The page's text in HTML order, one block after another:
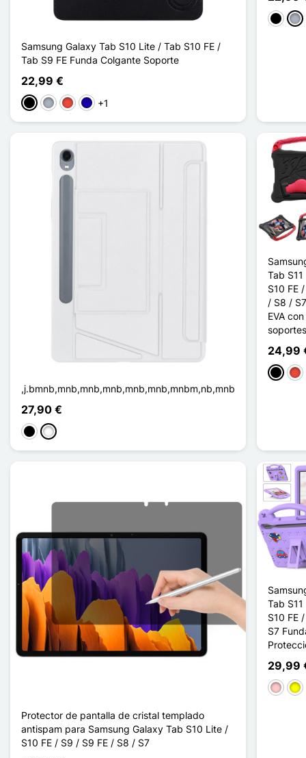
Samsung Galaxy Tab S10 Lite / Tab S10 FE /
Tab S9 FE Funda Colgante Soporte
22,99 €
NegroGris RojoAzul oscuro
+1
Negro
Gris
,j.bmnb,mnb,mnb,mnb,mnb,mnb,mnbm,nb,mnb
27,90 €
NegroBlanco
Tab
S10 FE
/ S8 /
EVA
soportes
24,99
Negro
Protector de pantalla de cristal templado
antispam para Samsung Galaxy Tab S10 Lite /
S10 FE / S9 / S9 FE / S8 / S7
Tab
S10 FE
S7
29,99
Rosa